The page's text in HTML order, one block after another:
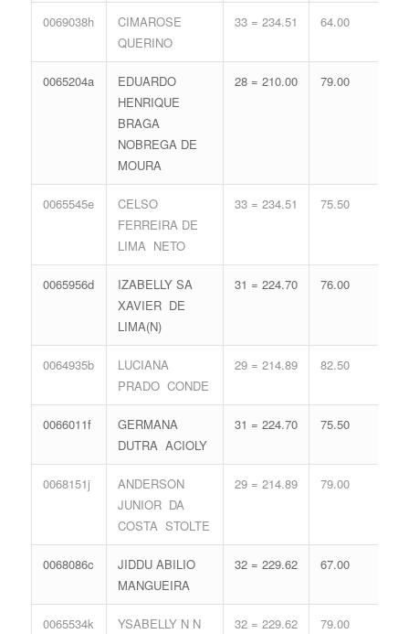
0069038h
CIMAROSE
QUERINO
33 = 234.51 64.00
0065204a
EDUARDO
HENRIQUE
BRAGA
NOBREGA DE
MOURA
28 = 210.00 79.00
0065545e
CELSO
FERREIRA DE
LIMA NETO
33 = 234.51 75.50
0065956d
IZABELLY SA
XAVIER DE
LIMA(N)
31 = 224.70 76.00
0064935b
LUCIANA
PRADO CONDE
29 = 214.89 82.50
0066011f
GERMANA
DUTRA ACIOLY
31 = 224.70 75.50
0068151j
ANDERSON
JUNIOR DA
COSTA STOLTE
29 = 214.89 79.00
0068086c
JIDDU ABILIO
MANGUEIRA
32 = 229.62 67.00
0065534k
YSABELLY N N
32 = 229.62 79.00